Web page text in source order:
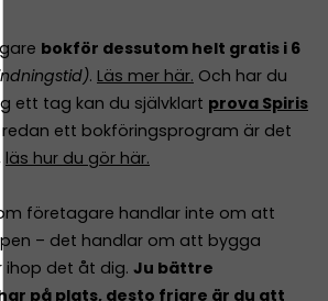
bokför dessutom helt gratis i 6
. Läs mer här. Och har du
ett tag kan du självklart prova Spiris
redan ett bokföringsprogram är det
läs hur du gör här.
företagare handlar inte om att
– det handlar om att bygga
ihop det åt dig. Ju bättre
på plats, desto friare är du att